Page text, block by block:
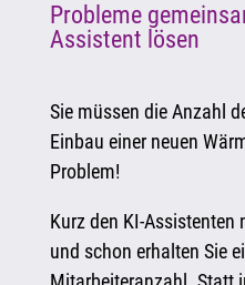
Probleme
Assistent lösen
Sie müssen die Anzahl
Einbau einer neuen
Problem!
Kurz den KI-
und schon erhalten Sie